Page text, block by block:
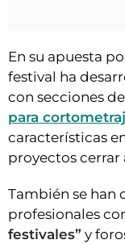
En su apuesta
festival ha
con secciones de
para
características
proyectos cerrar
También se han
profesionales
festivales” y